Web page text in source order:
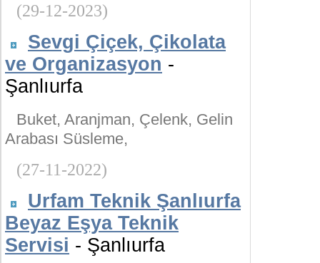
(29-12-2023)
Sevgi Çiçek, Çikolata
ve Organizasyon -
Şanlıurfa
Buket, Aranjman, Çelenk, Gelin
Arabası Süsleme,
(27-11-2022)
Urfam Teknik Şanlıurfa
Beyaz Eşya Teknik
Servisi - Şanlıurfa